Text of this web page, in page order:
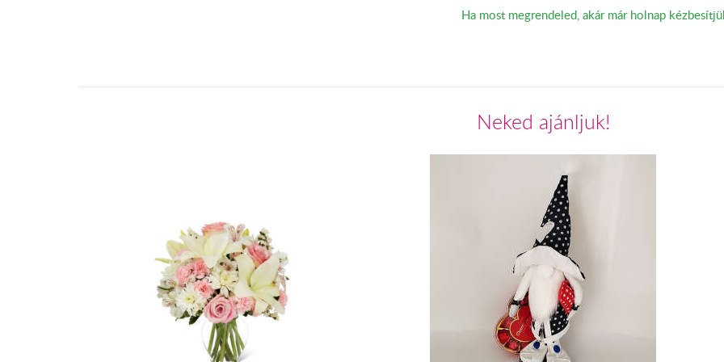
Ha most megrendeled, akár már holnap
Neked ajánljuk!